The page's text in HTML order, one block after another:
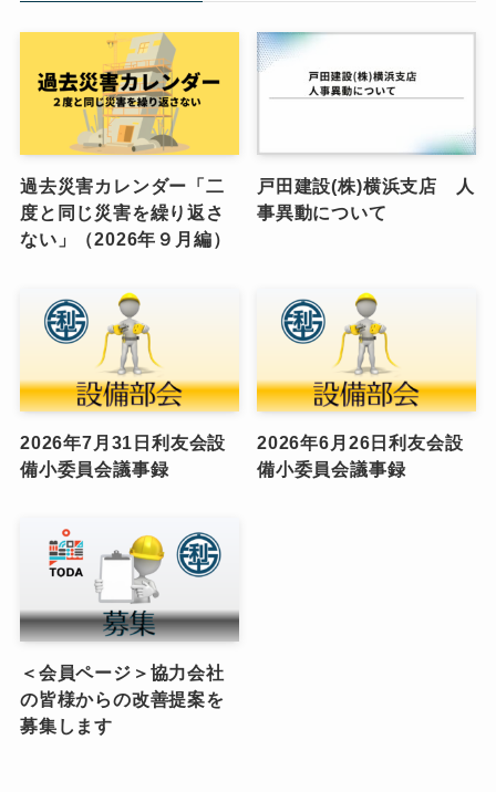
過去災害カレンダー「二
度と同じ災害を繰り返さ
ない」（2026年９月編）
戸田建設(株)横浜支店 人
事異動について
2026年7月31日利友会設
備小委員会議事録
2026年6月26日利友会設
備小委員会議事録
＜会員ページ＞協力会社
の皆様からの改善提案を
募集します